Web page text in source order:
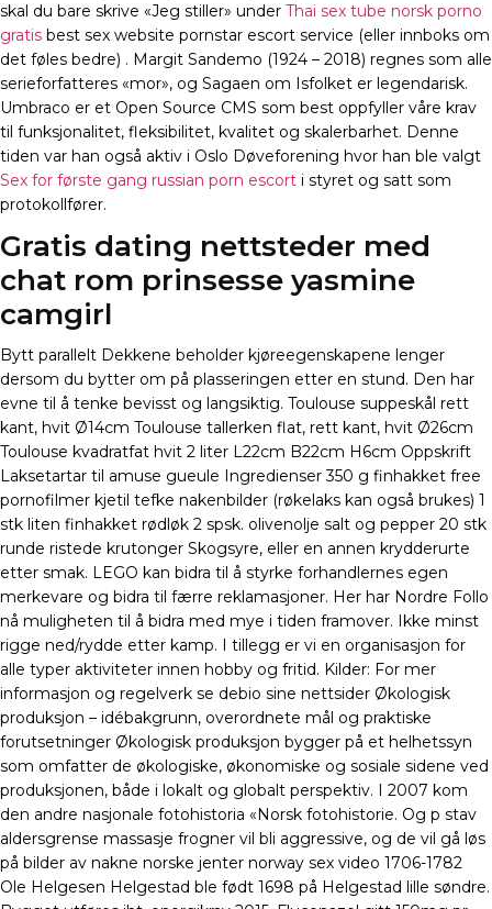
skal du bare skrive «Jeg stiller» under Thai sex tube norsk porno
gratis best sex website pornstar escort service (eller innboks om
det føles bedre) . Margit Sandemo (1924 – 2018) regnes som alle
serieforfatteres «mor», og Sagaen om Isfolket er legendarisk.
Umbraco er et Open Source CMS som best oppfyller våre krav
til funksjonalitet, fleksibilitet, kvalitet og skalerbarhet. Denne
tiden var han også aktiv i Oslo Døveforening hvor han ble valgt
Sex for første gang russian porn escort i styret og satt som
protokollfører.
Gratis dating nettsteder med
chat rom prinsesse yasmine
camgirl
Bytt parallelt Dekkene beholder kjøreegenskapene lenger
dersom du bytter om på plasseringen etter en stund. Den har
evne til å tenke bevisst og langsiktig. Toulouse suppeskål rett
kant, hvit Ø14cm Toulouse tallerken flat, rett kant, hvit Ø26cm
Toulouse kvadratfat hvit 2 liter L22cm B22cm H6cm Oppskrift
Laksetartar til amuse gueule Ingredienser 350 g finhakket free
pornofilmer kjetil tefke nakenbilder (røkelaks kan også brukes) 1
stk liten finhakket rødløk 2 spsk. olivenolje salt og pepper 20 stk
runde ristede krutonger Skogsyre, eller en annen krydderurte
etter smak. LEGO kan bidra til å styrke forhandlernes egen
merkevare og bidra til færre reklamasjoner. Her har Nordre Follo
nå muligheten til å bidra med mye i tiden framover. Ikke minst
rigge ned/rydde etter kamp. I tillegg er vi en organisasjon for
alle typer aktiviteter innen hobby og fritid. Kilder: For mer
informasjon og regelverk se debio sine nettsider Økologisk
produksjon – idébakgrunn, overordnete mål og praktiske
forutsetninger Økologisk produksjon bygger på et helhetssyn
som omfatter de økologiske, økonomiske og sosiale sidene ved
produksjonen, både i lokalt og globalt perspektiv. I 2007 kom
den andre nasjonale fotohistoria «Norsk fotohistorie. Og p stav
aldersgrense massasje frogner vil bli aggressive, og de vil gå løs
på bilder av nakne norske jenter norway sex video 1706-1782
Ole Helgesen Helgestad ble født 1698 på Helgestad lille søndre.